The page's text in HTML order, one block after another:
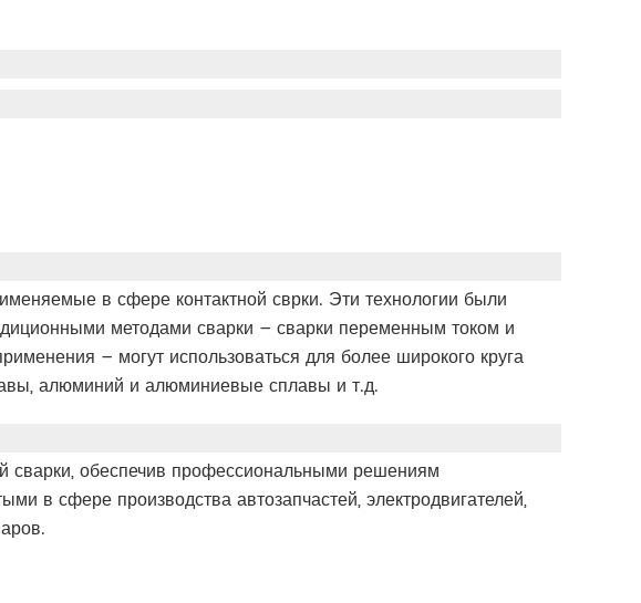
в сфере контактной сврки. Эти технологии были
методами сварки – сварки переменным током и
– могут использоваться для более широкого круга
алюминий и алюминиевые сплавы и т.д.
сварки, обеспечив профессиональными решениям
в сфере производства автозапчастей, электродвигателей,